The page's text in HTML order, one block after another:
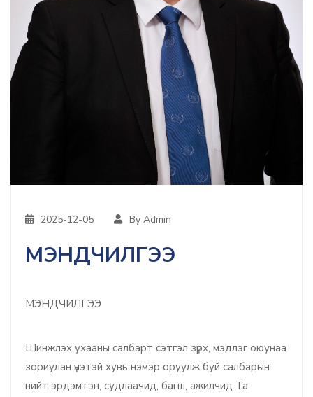
2025-12-05 By Admin
МЭНДЧИЛГЭЭ
МЭНДЧИЛГЭЭ
Шинжлэх ухааны салбарт сэтгэл зүрх, мэдлэг оюунаа
зориулан үнэтэй хувь нэмэр оруулж буй салбарын
нийт эрдэмтэн, судлаачид, багш, ажилчид Та